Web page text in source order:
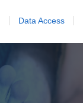
Data Access